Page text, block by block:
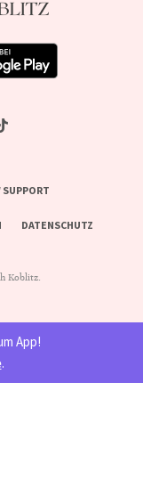
SUPPORT
DATENSCHUTZ
Koblitz.
App!
.